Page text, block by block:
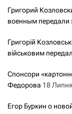
Григорий
военным передали
Григорій
військовим
Спонсори
Федорова 18
Егор Буркин о